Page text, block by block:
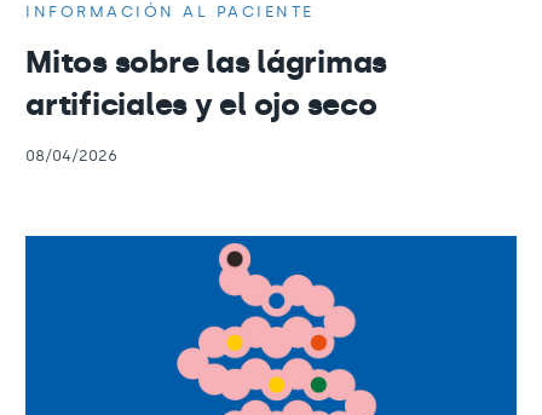
INFORMACIÓN AL PACIENTE
Mitos sobre las lágrimas
artificiales y el ojo seco
08/04/2026